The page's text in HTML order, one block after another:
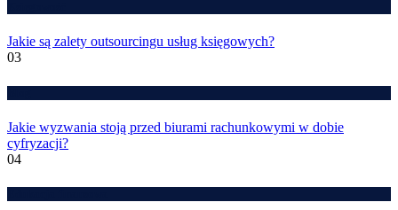
Jakie są zalety outsourcingu usług księgowych?
03
Jakie wyzwania stoją przed biurami rachunkowymi w dobie
cyfryzacji?
04